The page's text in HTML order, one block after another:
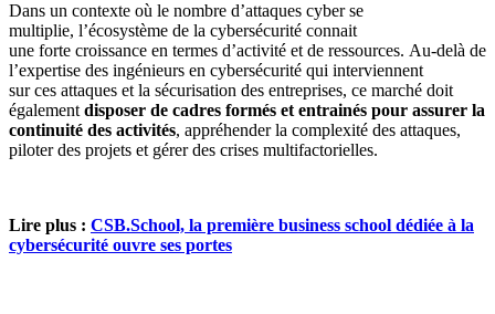
Dans un contexte où le nombre d’attaques cyber se
multiplie, l’écosystème de la cybersécurité connait
une forte croissance en termes d’activité et de ressources. Au-delà de
l’expertise des ingénieurs en cybersécurité qui interviennent
sur ces attaques et la sécurisation des entreprises, ce marché doit
également disposer de cadres formés et entrainés pour assurer la
continuité des activités, appréhender la complexité des attaques,
piloter des projets et gérer des crises multifactorielles.
Lire plus : CSB.School, la première business school dédiée à la
cybersécurité ouvre ses portes